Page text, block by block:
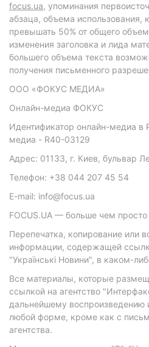
focus.ua, упоминания
абзаца, объема использования,
превышать 50% от общего
изменения заголовка и лида
большего объема текста
получения письменного
ООО «ФОКУС МЕДИА»
Онлайн-медиа ФОКУС
Идентификатор онлайн-медиа в
медиа - R40-03129
Адрес: 01133, г. Киев, бульвар
Телефон: +38 044 207 45 54
E-mail: info@focus.ua
FOCUS.UA — больше чем просто
Перепечатка, копирование или
информации, содержащей
"Українські Новини", в каком-
Все материалы, которые
ссылкой на агентство
дальнейшему воспроизведению
любой форме, кроме как с
агентства.